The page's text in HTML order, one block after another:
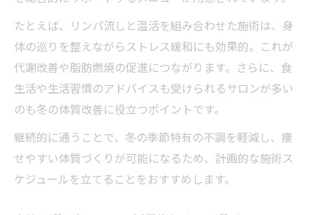
説
エステサロンでむくみと冷えを同時にケア
する
口コミで評価されるエステの冬むくみ対策
とは
エステで実感する冬のボディケア効果の秘
密
たとえば、リンパ流しと温活を組み合わせた施術は、身
体の巡りを整えながらストレス緩和にも効果的。これが
代謝改善や脂肪燃焼の促進につながります。さらに、食
生活や生活習慣のアドバイスも受けられるサロンが多い
のも冬の体質改善に役立つポイントです。
継続的に通うことで、冬の季節特有の不調を軽減し、痩
せやすい体質づくりが可能になるため、計画的な施術ス
ケジュールを立てることをおすすめします。